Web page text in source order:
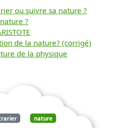
ou suivre sa nature ?
?
de la nature? (corrigé)
de la physique
nature